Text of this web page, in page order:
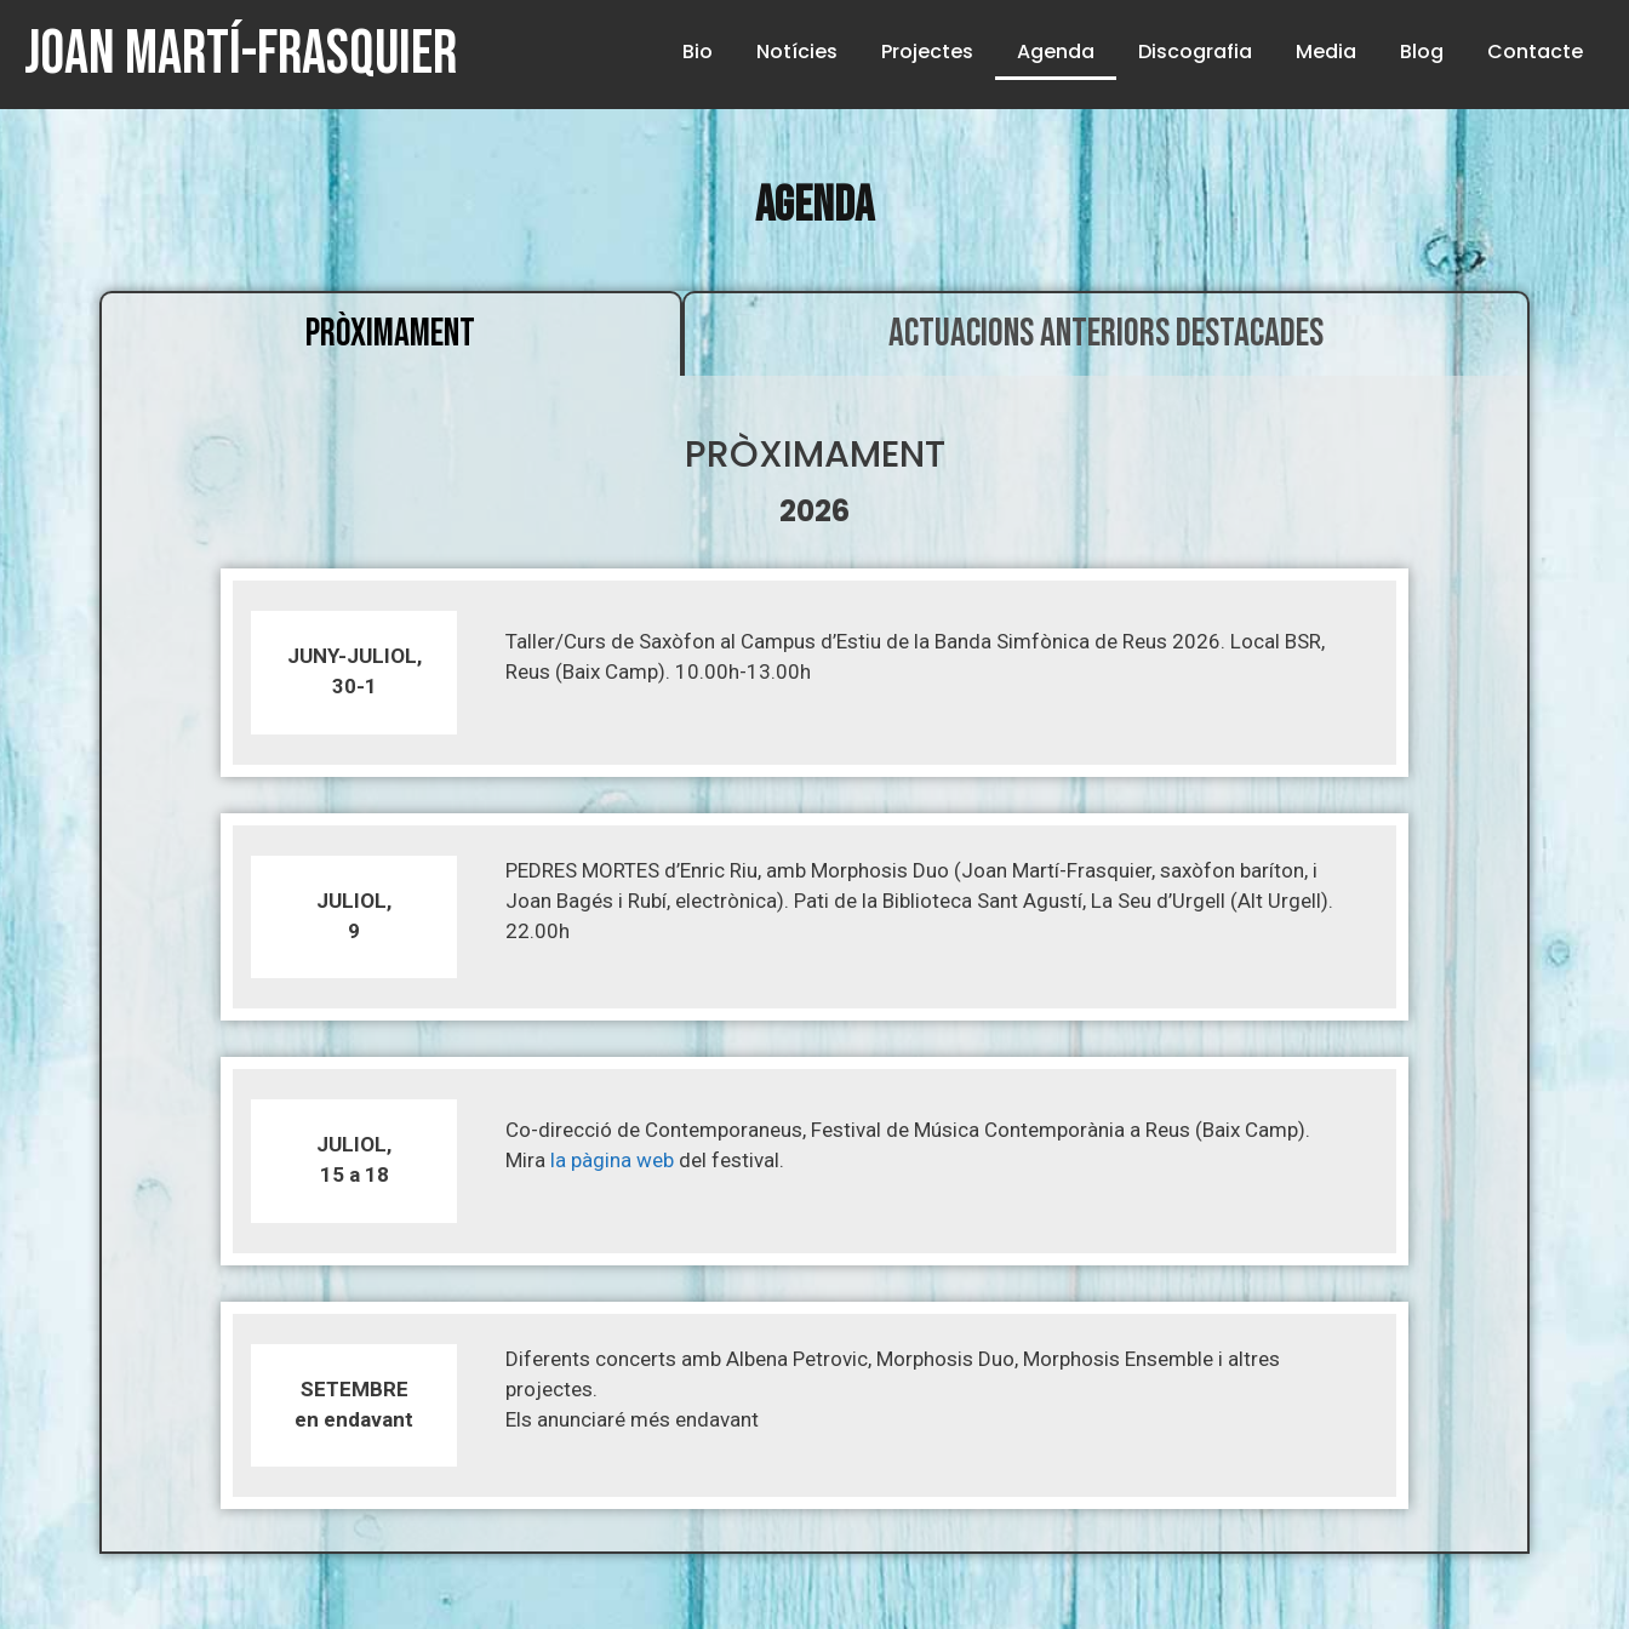
Joan Martí-Frasquier Bio Notícies Projectes Agenda Discografia Media Blog Contacte
Agenda
PRÒXIMAMENT ACTUACIONS ANTERIORS DESTACADES
PRÒXIMAMENT
2026
JUNY-JULIOL,
30-1
Taller/Curs de Saxòfon al Campus d’Estiu de la Banda Simfònica de Reus 2026. Local BSR,
Reus (Baix Camp). 10.00h-13.00h
JULIOL,
9
PEDRES MORTES d’Enric Riu, amb Morphosis Duo (Joan Martí-Frasquier, saxòfon baríton, i
Joan Bagés i Rubí, electrònica). Pati de la Biblioteca Sant Agustí, La Seu d’Urgell (Alt Urgell).
22.00h
JULIOL,
15 a 18
Co-direcció de Contemporaneus, Festival de Música Contemporània a Reus (Baix Camp).
Mira la pàgina web del festival.
SETEMBRE
en endavant
Diferents concerts amb Albena Petrovic, Morphosis Duo, Morphosis Ensemble i altres
projectes.
Els anunciaré més endavant